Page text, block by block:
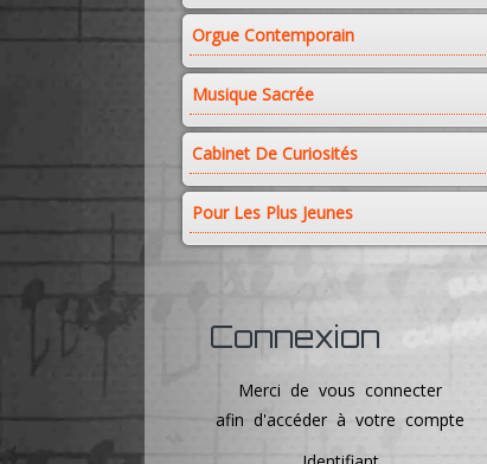
Orgue Contemporain
Musique Sacrée
Cabinet De Curiosités
Pour Les Plus Jeunes
Connexion
Merci de vous connecter
afin d'accéder à votre compte